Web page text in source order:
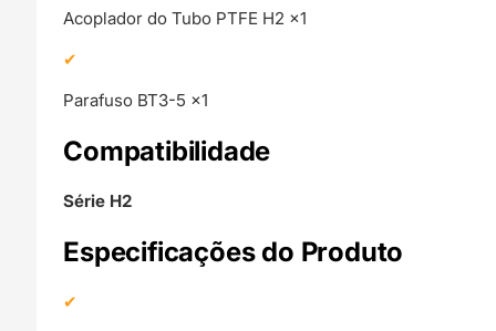
Acoplador do Tubo PTFE H2 ×1
Parafuso BT3-5 ×1
Compatibilidade
Série H2
Especificações do Produto